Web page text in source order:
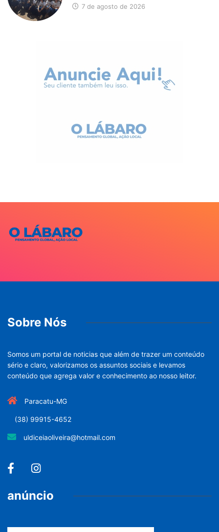
7 de agosto de 2026
Sobre Nós
Somos um portal de noticias que além de trazer um conteúdo
sério e claro, valorizamos os assuntos sociais e levamos
conteúdo que agrega valor e conhecimento ao nosso leitor.
Paracatu-MG
(38) 99915-4652
uldiceiaoliveira@hotmail.com
anúncio